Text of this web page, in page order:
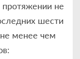
не
шести
не менее чем